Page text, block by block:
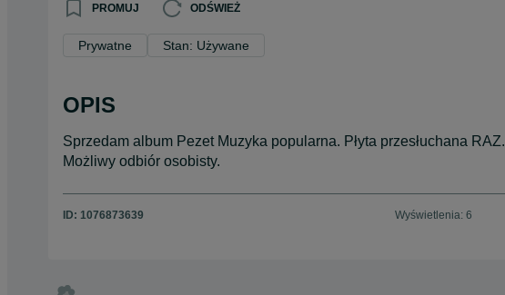
PROMUJ ODŚWIEŻ
Prywatne Stan: Używane
OPIS
Sprzedam album Pezet Muzyka popularna. Płyta przesłuchana RAZ.
Możliwy odbiór osobisty.
ID: 1076873639 Wyświetlenia: 6